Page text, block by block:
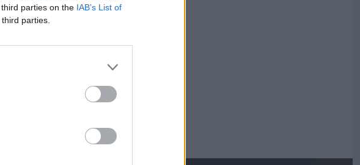
parties on the IAB’s List of
parties.